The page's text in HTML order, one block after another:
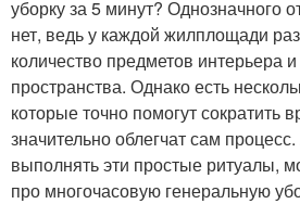
уборку за 5 минут? Однозначного
нет, ведь у каждой жилплощади
количество предметов интерьера
пространства. Однако есть
которые точно помогут сократить
значительно облегчат сам
выполнять эти простые ритуалы,
про многочасовую генеральную